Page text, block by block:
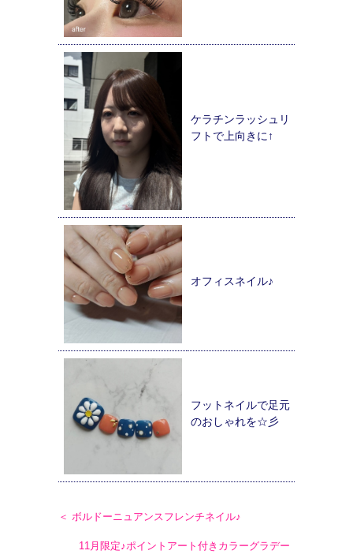
ケラチンラッシュリ
フトで上向きに↑
オフィスネイル♪
フットネイルで足元
のおしゃれを☆彡
＜ ボルドーニュアンスフレンチネイル♪
11月限定♪ポイントアート付きカラーグラデー